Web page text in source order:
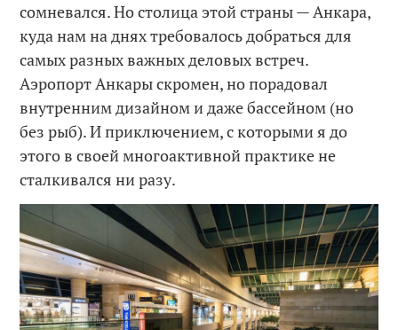
сомневался. Но столица этой страны — Анкара,
куда нам на днях требовалось добраться для
самых разных важных деловых встреч.
Аэропорт Анкары скромен, но порадовал
внутренним дизайном и даже бассейном (но
без рыб). И приключением, с которыми я до
этого в своей многоактивной практике не
сталкивался ни разу.